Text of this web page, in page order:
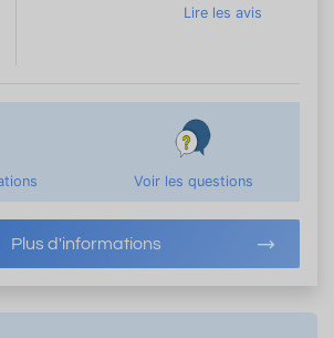
Lire les avis
Voir les questions
Plus d'informations